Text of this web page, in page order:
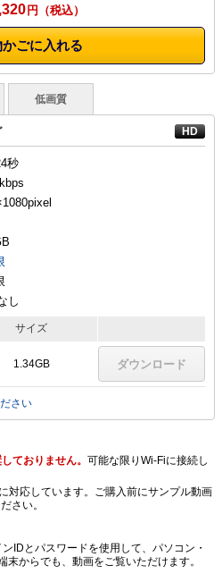
円
かごに入れる
低画質
秒
pixel
し
サイズ
1.34GB ダウンロード
さい
ておりません。 可能な限りWi-Fiに接続し
対応しています。ご購入前にサンプル動画
さい。
IDとパスワードを使用して、パソコン・
からでも、動画をご覧いただけます。